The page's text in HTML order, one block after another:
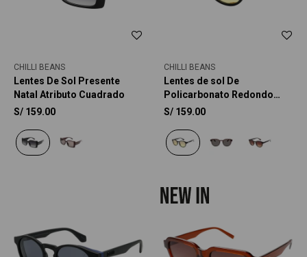
CHILLI BEANS
Lentes De Sol Presente
Natal Atributo Cuadrado
S/ 159.00
CHILLI BEANS
Lentes de sol De
Policarbonato Redondo
Flap
S/ 159.00